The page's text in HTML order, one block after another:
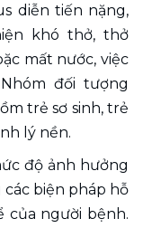
diễn tiến nặng,
khó thở, thở
mất nước, việc
đối tượng
trẻ sơ sinh, trẻ
lý nền.
độ ảnh hưởng
các biện pháp hỗ
người bệnh.